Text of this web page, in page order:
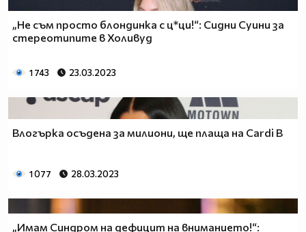
„Не съм просто блондинка с ц*ци!“: Сидни Суини за
стереотипите в Холивуд
1 743 23.03.2023
Влогърка осъдена за милиони, ще плаща на Cardi B
1 077 28.03.2023
„Имам Синдром на дефицит на вниманието!“: